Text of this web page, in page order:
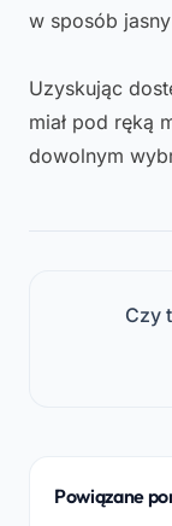
w sposób
Uzyskując
miał pod ręką
dowolnym
Czy
Powiązane